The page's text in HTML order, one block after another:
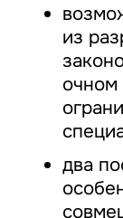
из
очном
два